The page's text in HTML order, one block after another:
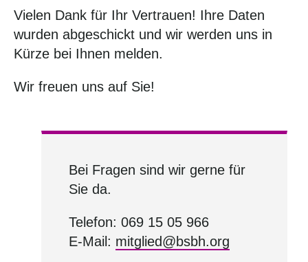
Vielen Dank für Ihr Vertrauen! Ihre Daten
wurden abgeschickt und wir werden uns in
Kürze bei Ihnen melden.
Wir freuen uns auf Sie!
Bei Fragen sind wir gerne für
Sie da.
Telefon: 069 15 05 966
E-Mail: mitglied@bsbh.org